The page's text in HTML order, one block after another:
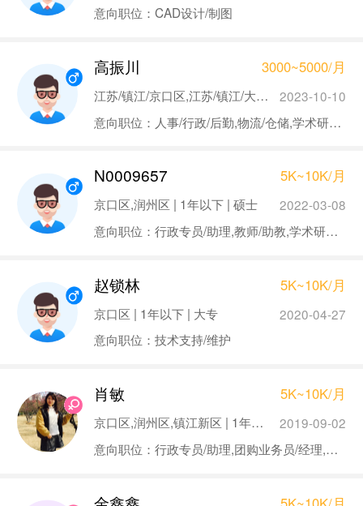
意向职位：CAD设计/制图
高振川 3000~5000/月
江苏/镇江/京口区,江苏/镇江/大港新区,江苏/镇江/丹徒区 | 1年以下 | 本科
2023-10-10
意向职位：人事/行政/后勤,物流/仓储,学术研究/科研
N0009657 5K~10K/月
京口区,润州区 | 1年以下 | 硕士
2022-03-08
意向职位：行政专员/助理,教师/助教,学术研究/科研
赵锁林 5K~10K/月
京口区 | 1年以下 | 大专
2020-04-27
意向职位：技术支持/维护
肖敏 5K~10K/月
京口区,润州区,镇江新区 | 1年以下 | 硕士
2019-09-02
意向职位：行政专员/助理,团购业务员/经理,销售经理/主管,市场经理/总监,律师/法律顾问
5K~10K/月